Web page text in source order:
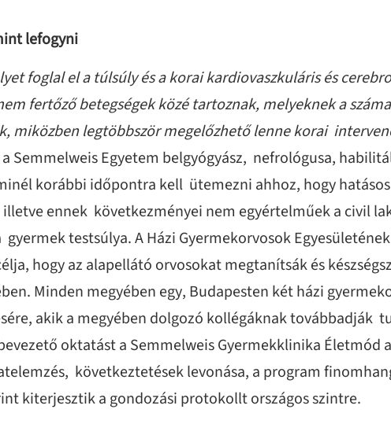
lefogyni
foglal el a túlsúly és a korai kardiovaszkuláris és
fertőző betegségek közé tartoznak, melyeknek a
miközben legtöbbször megelőzhető lenne korai
Semmelweis Egyetem belgyógyász, nefrológusa,
korábbi időpontra kell ütemezni ahhoz, hogy
ennek következményei nem egyértelműek a civil
testsúlya. A Házi Gyermekorvosok
hogy az alapellátó orvosokat megtanítsák és
Minden megyében egy, Budapesten két házi
akik a megyében dolgozó kollégáknak továbbadják
oktatást a Semmelweis Gyermekklinika
következtetések levonása, a program
kiterjesztik a gondozási protokollt országos szintre.